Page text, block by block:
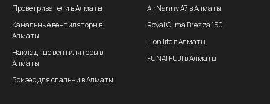
Проветриватели в Алматы
Канальные вентиляторы в
Алматы
Накладные вентиляторы в
Алматы
Бризер для спальни в Алматы
AirNanny A7 в Алматы
Royal Clima Brezza 150
Tion lite в Алматы
FUNAI FUJI в Алматы